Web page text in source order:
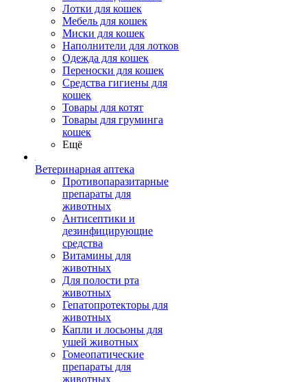
Лотки для кошек
Мебель для кошек
Миски для кошек
Наполнители для лотков
Одежда для кошек
Переноски для кошек
Средства гигиены для
кошек
Товары для котят
Товары для груминга
кошек
Ещё
Ветеринарная аптека
Противопаразитарные
препараты для
животных
Антисептики и
дезинфицирующие
средства
Витамины для
животных
Для полости рта
животных
Гепатопротекторы для
животных
Капли и лосьоны для
ушей животных
Гомеопатические
препараты для
животных